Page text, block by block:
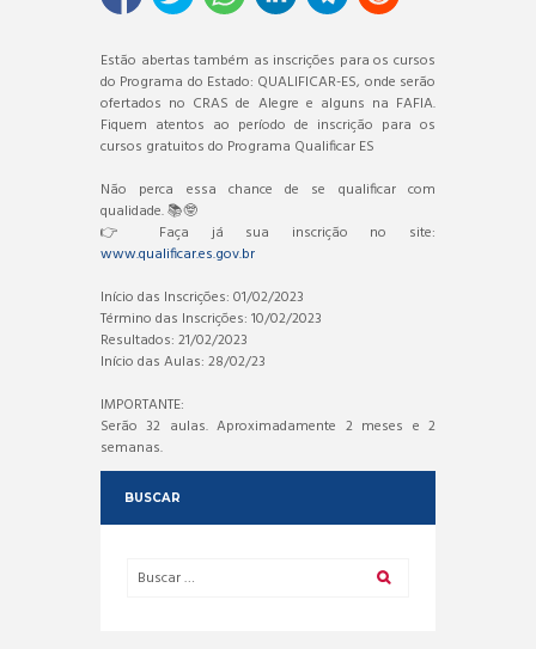
Estão abertas também as inscrições para os cursos
do Programa do Estado: QUALIFICAR-ES, onde serão
ofertados no CRAS de Alegre e alguns na FAFIA.
Fiquem atentos ao período de inscrição para os
cursos gratuitos do Programa Qualificar ES
Não perca essa chance de se qualificar com
qualidade. 📚🤓
👉 Faça já sua inscrição no site:
www.qualificar.es.gov.br
Início das Inscrições: 01/02/2023
Término das Inscrições: 10/02/2023
Resultados: 21/02/2023
Início das Aulas: 28/02/23
IMPORTANTE:
Serão 32 aulas. Aproximadamente 2 meses e 2
semanas.
BUSCAR